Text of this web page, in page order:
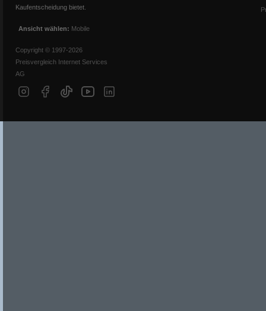
Kaufentscheidung bietet.
Ansicht wählen: Mobile
Copyright © 1997-2026
Preisvergleich Internet Services
AG